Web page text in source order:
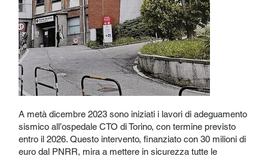
A metà dicembre 2023 sono iniziati i lavori di adeguamento
sismico all’ospedale CTO di Torino, con termine previsto
entro il 2026. Questo intervento, finanziato con 30 milioni di
euro dal PNRR, mira a mettere in sicurezza tutte le